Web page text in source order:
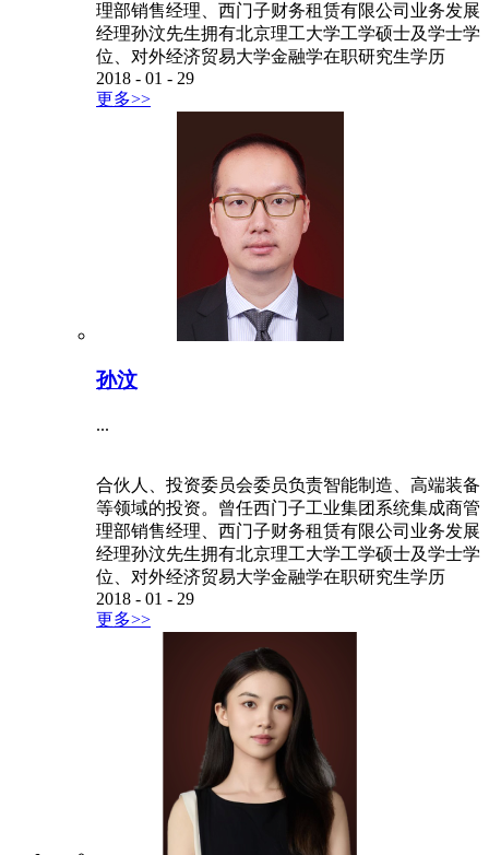
理部销售经理、西门子财务租赁有限公司业务发展
经理孙汶先生拥有北京理工大学工学硕士及学士学
位、对外经济贸易大学金融学在职研究生学历
2018 - 01 - 29
更多>>
孙汶
...
合伙人、投资委员会委员负责智能制造、高端装备
等领域的投资。曾任西门子工业集团系统集成商管
理部销售经理、西门子财务租赁有限公司业务发展
经理孙汶先生拥有北京理工大学工学硕士及学士学
位、对外经济贸易大学金融学在职研究生学历
2018 - 01 - 29
更多>>